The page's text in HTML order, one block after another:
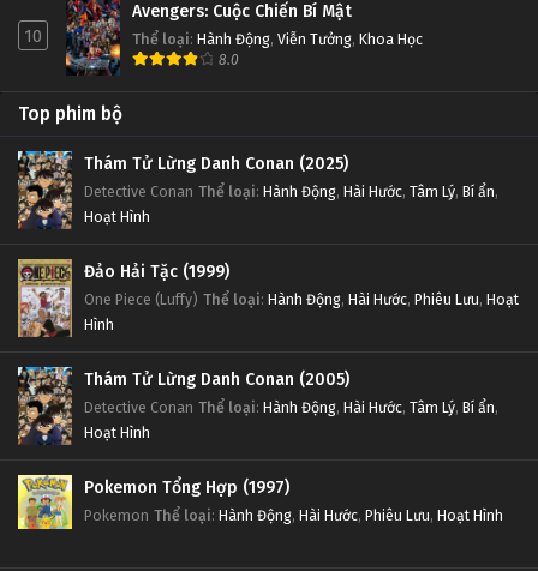
10
Avengers: Cuộc Chiến Bí Mật
Thể loại: Hành Động, Viễn Tưởng, Khoa Học
8.0
Top phim bộ
Thám Tử Lừng Danh Conan (2025)
Detective Conan Thể loại: Hành Động, Hài Hước, Tâm Lý, Bí ẩn,
Hoạt Hình
Đảo Hải Tặc (1999)
One Piece (Luffy) Thể loại: Hành Động, Hài Hước, Phiêu Lưu, Hoạt
Hình
Thám Tử Lừng Danh Conan (2005)
Detective Conan Thể loại: Hành Động, Hài Hước, Tâm Lý, Bí ẩn,
Hoạt Hình
Pokemon Tổng Hợp (1997)
Pokemon Thể loại: Hành Động, Hài Hước, Phiêu Lưu, Hoạt Hình